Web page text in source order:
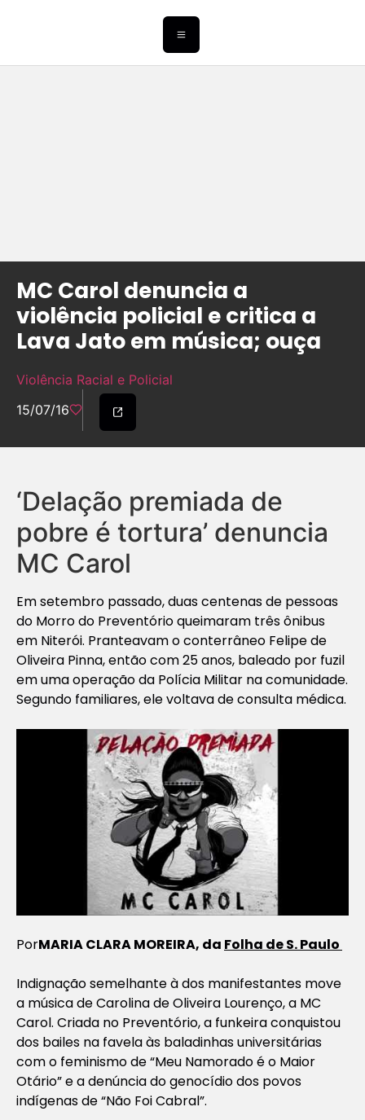
MC Carol denuncia a
violência policial e critica a
Lava Jato em música; ouça
Violência Racial e Policial
15/07/16
‘Delação premiada de
pobre é tortura’ denuncia
MC Carol
Em setembro passado, duas centenas de pessoas
do Morro do Preventório queimaram três ônibus
em Niterói. Pranteavam o conterrâneo Felipe de
Oliveira Pinna, então com 25 anos, baleado por fuzil
em uma operação da Polícia Militar na comunidade.
Segundo familiares, ele voltava de consulta médica.
PorMARIA CLARA MOREIRA, da Folha de S. Paulo
Indignação semelhante à dos manifestantes move
a música de Carolina de Oliveira Lourenço, a MC
Carol. Criada no Preventório, a funkeira conquistou
dos bailes na favela às baladinhas universitárias
com o feminismo de “Meu Namorado é o Maior
Otário” e a denúncia do genocídio dos povos
indígenas de “Não Foi Cabral”.